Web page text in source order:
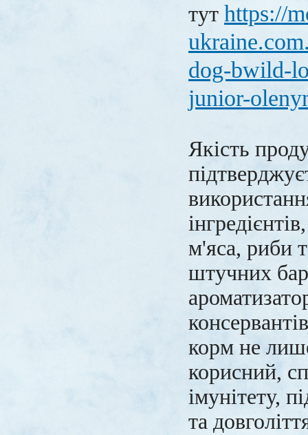
тут https://
dog-bwild-
junior-
Якість
м'яса, риби
штучних
корм не
корисний,
імунітету,
та